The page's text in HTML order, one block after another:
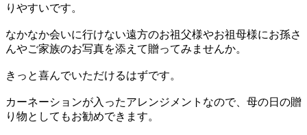
りやすいです。
なかなか会いに行けない遠方のお祖父様やお祖母様にお孫さ
んやご家族のお写真を添えて贈ってみませんか。
きっと喜んでいただけるはずです。
カーネーションが入ったアレンジメントなので、母の日の贈
り物としてもお勧めできます。